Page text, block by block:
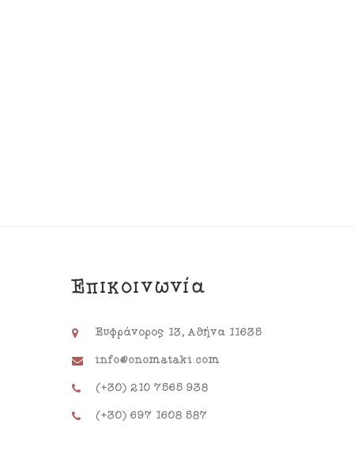
Επικοινωνία
Ευφράνορος 13, Αθήνα 11635
info@onomataki.com
(+30) 210 7565 938
(+30) 697 1608 587